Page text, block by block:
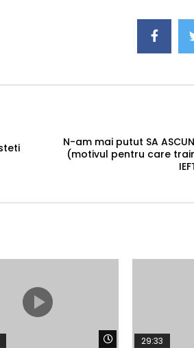
N-am mai putut SA
(motivul pentru care
Watch Later
29:33